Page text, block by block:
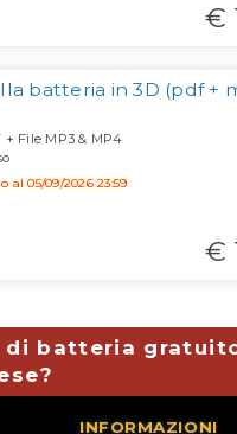
€
batteria in 3D (pdf +
File MP3 & MP4
al 05/09/2026 23:59
€
di batteria
INFORMAZIONI